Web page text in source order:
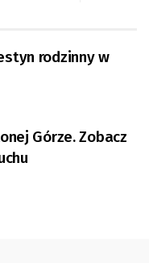
rodzinny w
Górze. Zobacz